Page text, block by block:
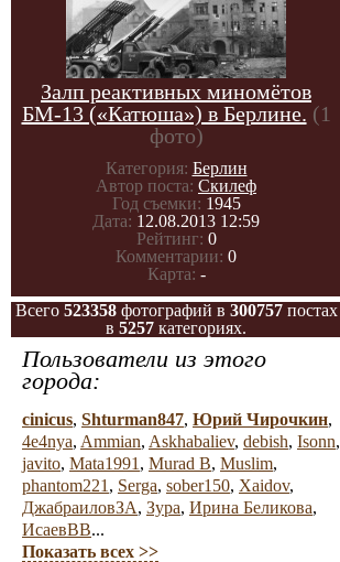
Залп реактивных миномётов
БМ-13 («Катюша») в Берлине. (1
фото)
Категория: Берлин
Автор поста: Скилеф
Год съемки: 1945
Дата: 12.08.2013 12:59
Рейтинг: 0
Комментарии: 0
Карта: -
Всего 523358фотографий в 300757постах
в 5257 категориях.
Пользователи из этого
города:
cinicus, Shturman847, Юрий Чирочкин,
4e4nya, Ammian, Askhabaliev, debish, Isonn,
javito, Mata1991 , Murad B, Muslim,
phantom221 , Serga, sober150, Xaidov,
ДжабраиловЗА, Зура, Ирина Беликова,
ИсаевВВ...
Показать всех >>